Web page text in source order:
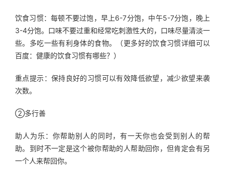
饮食习惯：每顿不要过饱，早上6-7分饱，中午5-7分饱，晚上
3-4分饱。口味不要过重和经常吃刺激性大的，口味尽量清淡一
些。多吃一些有利身体的食物。（更多好的饮食习惯详细可以
百度：健康的饮食习惯有哪些？）
重点提示：保持良好的习惯可以有效降低欲望，减少欲望来袭
次数。
②多行善
助人为乐：你帮助别人的同时，有一天你也会受到别人的帮
助。到时不一定是这个被你帮助的人帮助回你，但肯定会有另
一个人来帮回你。